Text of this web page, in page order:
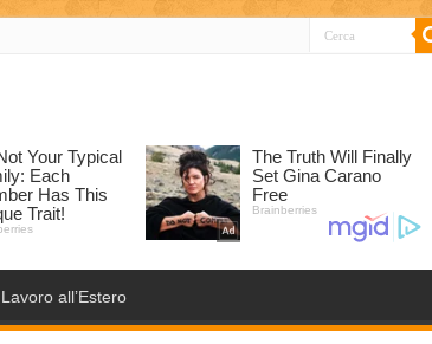
Lavoro all’Estero